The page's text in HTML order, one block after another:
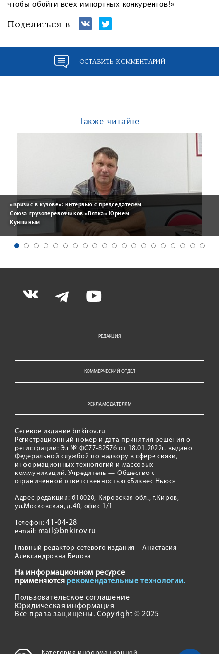
чтобы обойти всех импортных конкурентов!»
Поделиться в
ОСТАВИТЬ КОММЕНТАРИЙ
Также читайте
«Кризис в кузове»: интервью с председателем
Союза грузоперевозчиков «Вятка» Юрием
Куншиным
РЕДАКЦИЯ
КОММЕРЧЕСКИЙ ОТДЕЛ
РЕКЛАМОДАТЕЛЯМ
Сетевое издание bnkirov.ru
Регистрационный номер и дата принятия решения о
регистрации: Эл № ФС77-82576 от 18.01.2022г. выдано
Федеральной службой по надзору в сфере связи,
информационных технологий и массовых
коммуникаций. Учредитель — Общество с
ограниченной ответственностью «Бизнес Ньюс»
Адрес редакции: 610020, Кировская обл., г.Киров,
ул.Московская, д.40, офис 1/1
Телефон:41-04-28
e-mail: mail@bnkirov.ru
Главный редактор сетевого издания – Анастасия
Александровна Белова
На информационном ресурсе
применяются рекомендательные технологии.
Пользовательское соглашение
Юридическая информация
Все права защищены. Copyright © 2025